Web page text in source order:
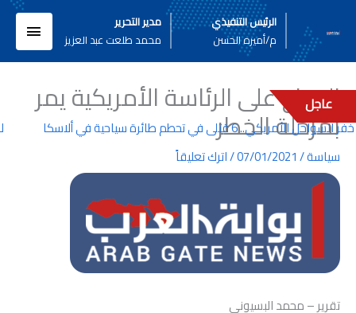
المحتوى
الرئيس التنفيذي
م/أميره الحسن
مدير التحرير
محمد طلعت عبد العزيز
عاجل
الأمريكي.. 6 قتلى في تحطم طائرة سياحية في ألاسكا
الصراع على الرئاسة الأمريكية يمر
بمرحلة الخطر
سياسة/
07/01/2021
/اترك تعليقاً
تقرير – محمد البسيونى